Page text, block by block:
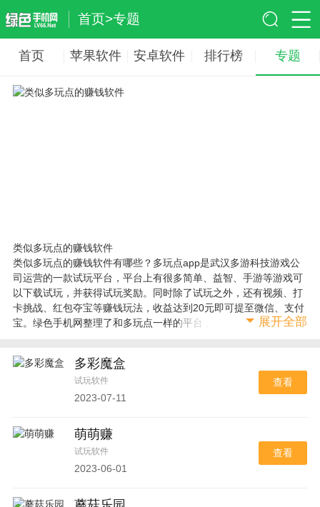
首页>专题
首页 苹果软件 安卓软件 排行榜 专题
类似多玩点的赚钱软件
类似多玩点的赚钱软件有哪些？多玩点app是武汉多游科技游戏公
司运营的一款试玩平台，平台上有很多简单、益智、手游等游戏可
以下载试玩，并获得试玩奖励。同时除了试玩之外，还有视频、打
卡挑战、红包夺宝等赚钱玩法，收益达到20元即可提至微信、支付
宝。绿色手机网整理了和多玩点一样的平台，都是比较知名的试玩
展开全部
多彩魔盒
试玩软件
2023-07-11
查看
萌萌赚
试玩软件
2023-06-01
查看